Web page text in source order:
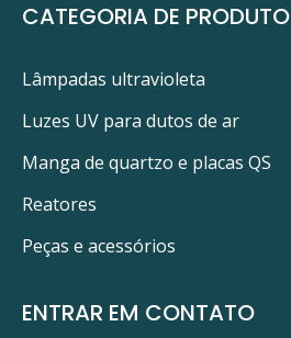
CATEGORIA DE PRODUTO
Lâmpadas ultravioleta
Luzes UV para dutos de ar
Manga de quartzo e placas QS
Reatores
Peças e acessórios
ENTRAR EM CONTATO